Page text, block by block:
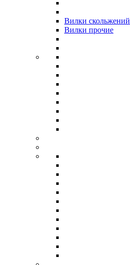
Вилки скольжений
Вилки прочие